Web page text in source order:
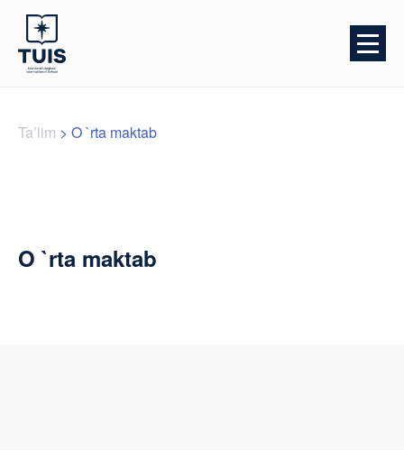
Ta’lim > O `rta maktab
O `rta maktab